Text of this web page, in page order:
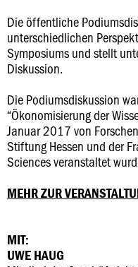
Die öffentliche
unterschiedlichen
Symposiums und stellt
Diskussion.
Die Podiumsdiskussion
“Ökonomisierung der
Januar 2017 von
Stiftung Hessen und der
Sciences veranstaltet
MEHR ZUR
MIT:
UWE HAUG